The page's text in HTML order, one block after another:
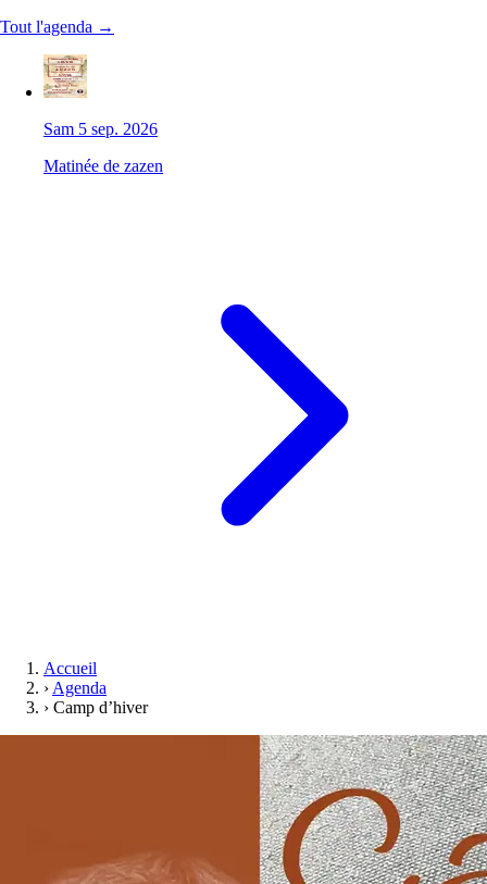
Tout l'agenda →
Sam 5 sep. 2026
Matinée de zazen
Accueil
› Agenda
› Camp d’hiver